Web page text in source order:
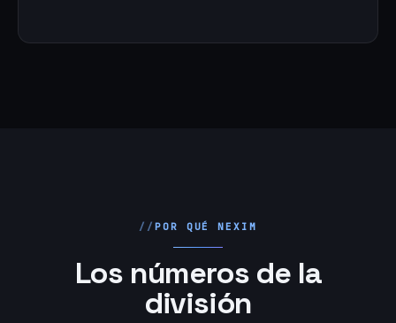
POR QUÉ NEXIM
Los números de la
división